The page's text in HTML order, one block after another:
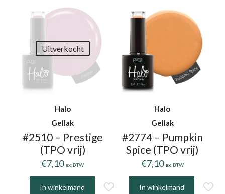
Uitverkocht
Halo
Gellak
#2510 – Prestige
(TPO vrij)
€7,10 ex. BTW
In winkelmand
Halo
Gellak
#2774 – Pumpkin
Spice (TPO vrij)
€7,10 ex. BTW
In winkelmand